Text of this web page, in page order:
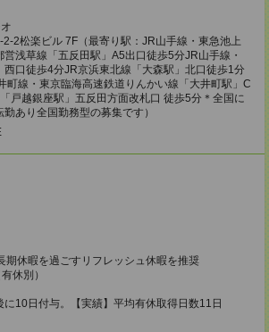
2松楽ビル 7F（最寄り駅：JR山手線・東急池上
浅草線「五反田駅」A5出口徒歩5分JR山手線・
西口徒歩4分JR京浜東北線「大森駅」北口徒歩1分
町線・東京臨海高速鉄道りんかい線「大井町駅」C
戸越銀座駅」五反田方面改札口 徒歩5分＊全国に
あり全国勤務型の募集です）
休暇を過ごすリフレッシュ休暇を推奨
休別）
10日付与。【実績】平均有休取得日数11日